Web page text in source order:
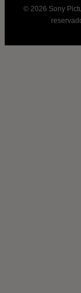
© 2026 Sony